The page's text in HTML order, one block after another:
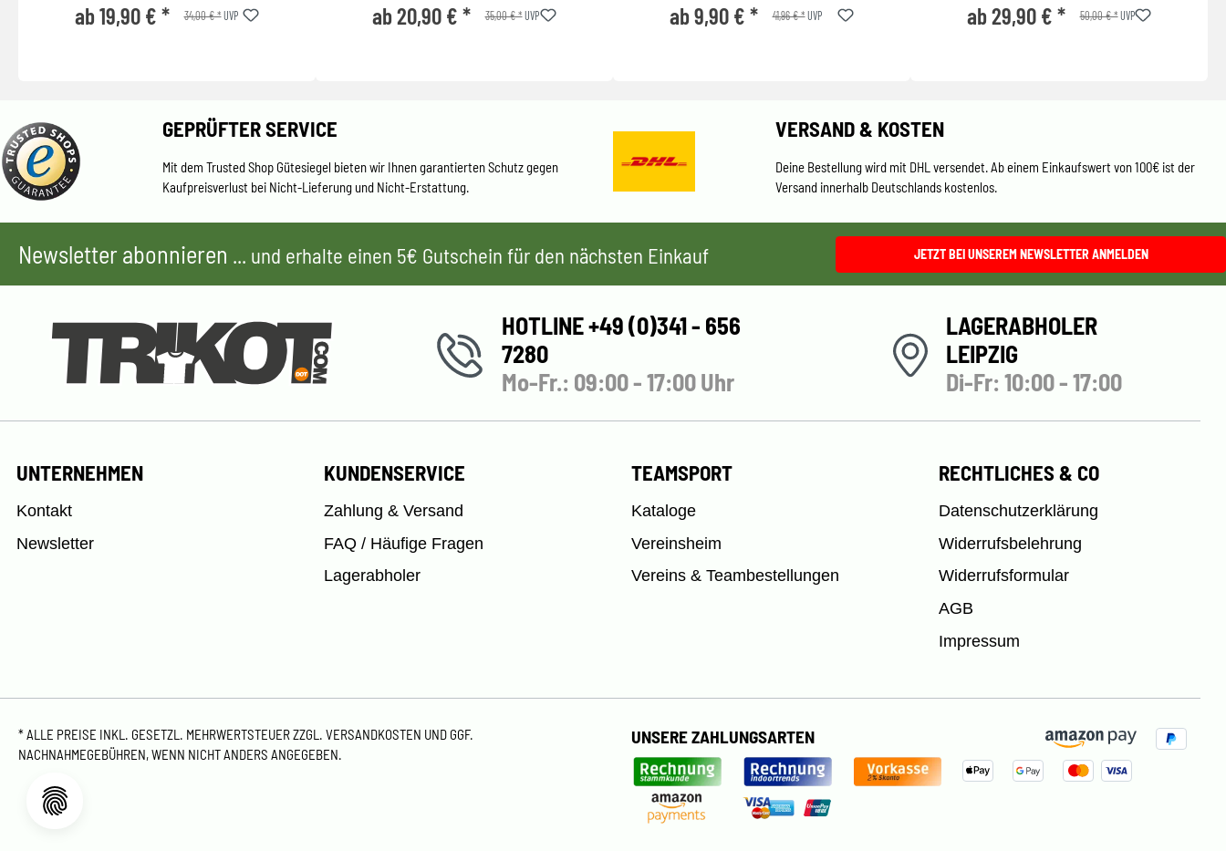
ab 19,90 € * 34,00 € *UVP ab 20,90 € * 35,00 € *UVP ab 9,90 € * 41,96 € *UVP ab 29,90 € * 50,00 € *UVP
GEPRÜFTER SERVICE
Mit dem Trusted Shop Gütesiegel bieten wir Ihnen garantierten Schutz gegen
Kaufpreisverlust bei Nicht-Lieferung und Nicht-Erstattung.
VERSAND & KOSTEN
Deine Bestellung wird mit DHL versendet. Ab einem Einkaufswert von 100€ ist der
Versand innerhalb Deutschlands kostenlos.
Newsletter abonnieren ... und erhalte einen 5€ Gutschein für den nächsten Einkauf JETZT BEI UNSEREM NEWSLETTER ANMELDEN
HOTLINE +49 (0)341 - 656
7280
Mo-Fr.: 09:00 - 17:00 Uhr
LAGERABHOLER
LEIPZIG
Di-Fr: 10:00 - 17:00
UNTERNEHMEN
Kontakt
Newsletter
KUNDENSERVICE
Zahlung & Versand
FAQ / Häufige Fragen
Lagerabholer
TEAMSPORT
Kataloge
Vereinsheim
Vereins & Teambestellungen
RECHTLICHES & CO
Datenschutzerklärung
Widerrufsbelehrung
Widerrufsformular
AGB
Impressum
* ALLE PREISE INKL. GESETZL. MEHRWERTSTEUER ZZGL. VERSANDKOSTEN UND GGF.
NACHNAHMEGEBÜHREN, WENN NICHT ANDERS ANGEGEBEN.
UNSERE ZAHLUNGSARTEN